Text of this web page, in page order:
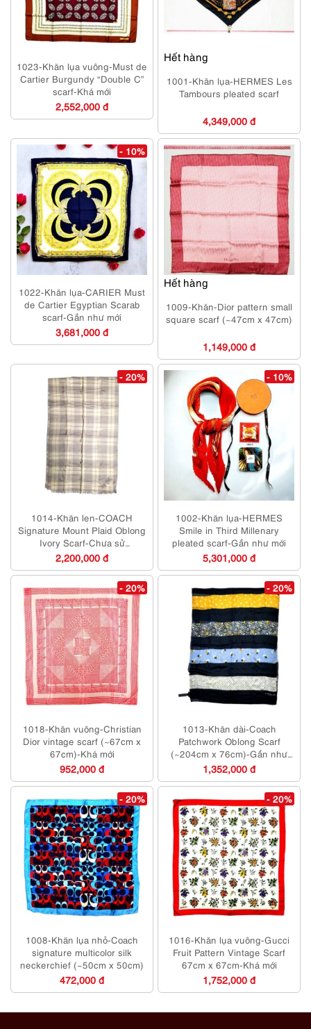
1023-Khăn lụa vuông-Must de
Cartier Burgundy “Double C”
scarf-Khá mới
2,552,000 đ
Hết hàng
1001-Khăn lụa-HERMES Les
Tambours pleated scarf
4,349,000 đ
- 10%
1022-Khăn lụa-CARIER Must
de Cartier Egyptian Scarab
scarf-Gần như mới
3,681,000 đ
Hết hàng
1009-Khăn-Dior pattern small
square scarf (~47cm x 47cm)
1,149,000 đ
- 20%
1014-Khăn len-COACH
Signature Mount Plaid Oblong
Ivory Scarf-Chưa sử
dụng/Như mới
2,200,000 đ
- 10%
1002-Khăn lụa-HERMES
Smile in Third Millenary
pleated scarf-Gần như mới
5,301,000 đ
- 20%
1018-Khăn vuông-Christian
Dior vintage scarf (~67cm x
67cm)-Khá mới
952,000 đ
- 20%
1013-Khăn dài-Coach
Patchwork Oblong Scarf
(~204cm x 76cm)-Gần như
mới
1,352,000 đ
- 20%
1008-Khăn lụa nhỏ-Coach
signature multicolor silk
neckerchief (~50cm x 50cm)
472,000 đ
- 20%
1016-Khăn lụa vuông-Gucci
Fruit Pattern Vintage Scarf
67cm x 67cm-Khá mới
1,752,000 đ